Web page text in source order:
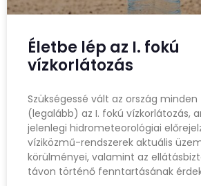
Életbe lép az I. fokú
vízkorlátozás
Szükségessé vált az ország
(legalább) az I. fokú vízkorlátozás,
jelenlegi hidrometeorológiai
víziközmű-rendszerek aktuális
körülményei, valamint az
távon történő fenntartásának